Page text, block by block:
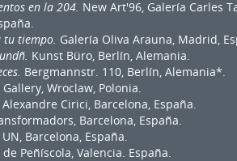
en la 204. New Art'96, Galería Carles
tu tiempo. Galería Oliva Arauna, Madrid,
Kunst Büro, Berlín, Alemania.
Bergmannstr. 110, Berlín, Alemania*.
Wroclaw, Polonia.
Cirici, Barcelona, España.
Barcelona, España.
Barcelona, España.
Peñíscola, Valencia. España.